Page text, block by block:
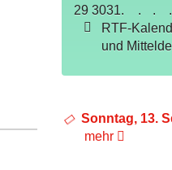
29 3031. . .
.
RTF-
und
Sonntag, 13.
mehr